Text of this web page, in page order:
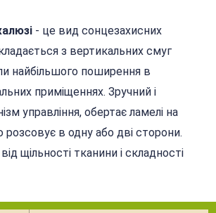
- це вид сонцезахисних
з вертикальних смуг
найбільшого поширення в
приміщеннях. Зручний і
розсовує в одну або дві сторони.